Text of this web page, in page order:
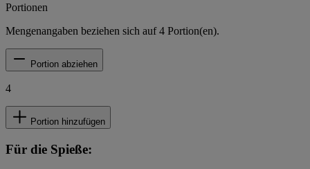
Portionen
Mengenangaben beziehen sich auf4 Portion(en).
Portion abziehen
4
Portion hinzufügen
Für die Spieße: